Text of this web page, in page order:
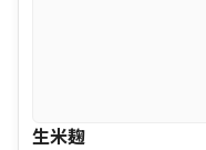
生米麹